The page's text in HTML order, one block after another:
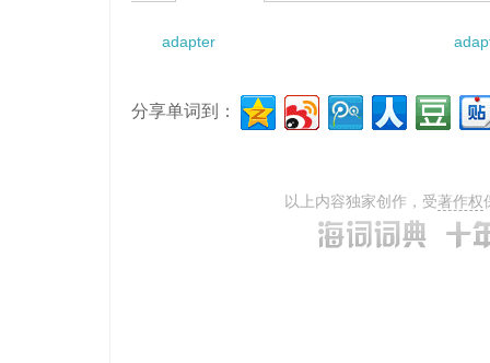
adapter
分享单词到：
以上内容独家创作，受著作权